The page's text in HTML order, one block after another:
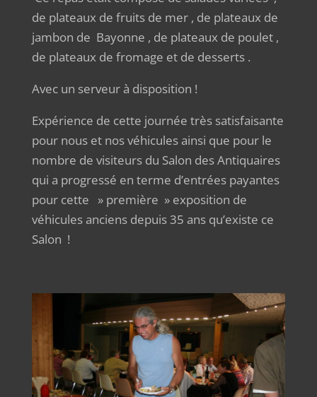
de plateaux de fruits de mer , de plateaux de
jambon de Bayonne , de plateaux de poulet ,
de plateaux de fromage et de desserts .
Avec un serveur à disposition !
Expérience de cette journée très satisfaisante
pour nous et nos véhicules ainsi que pour le
nombre de visiteurs du Salon des Antiquaires
qui a progressé en terme d’entrées payantes
pour cette » première » exposition de
véhicules anciens depuis 35 ans qu’existe ce
Salon !